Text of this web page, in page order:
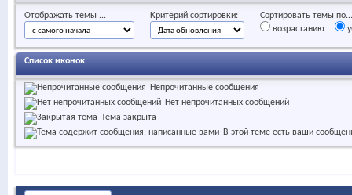
Отображать темы ... Критерий сортировки:
Сортировать темы по...
возрастанию
Список иконок
Непрочитанные сообщения
Нет непрочитанных сообщений
Тема закрыта
В этой теме есть ваши